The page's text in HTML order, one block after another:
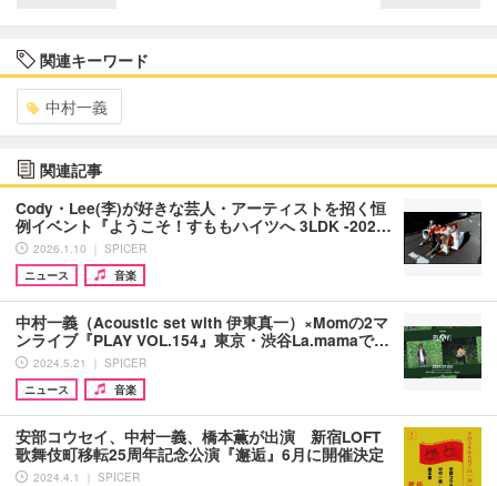
関連キーワード
中村一義
関連記事
Cody・Lee(李)が好きな芸人・アーティストを招く恒
例イベント『ようこそ！すももハイツへ 3LDK -202…
2026.1.10 ｜ SPICER
ニュース
音楽
中村一義（Acoustic set with 伊東真一）×Momの2マ
ンライブ『PLAY VOL.154』東京・渋谷La.mamaで…
2024.5.21 ｜ SPICER
ニュース
音楽
安部コウセイ、中村一義、橋本薫が出演 新宿LOFT
歌舞伎町移転25周年記念公演『邂逅』6月に開催決定
2024.4.1 ｜ SPICER